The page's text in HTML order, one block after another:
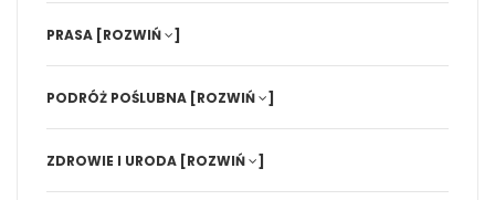
PRASA [ROZWIŃ ]
PODRÓŻ POŚLUBNA [ROZWIŃ ]
ZDROWIE I URODA [ROZWIŃ ]